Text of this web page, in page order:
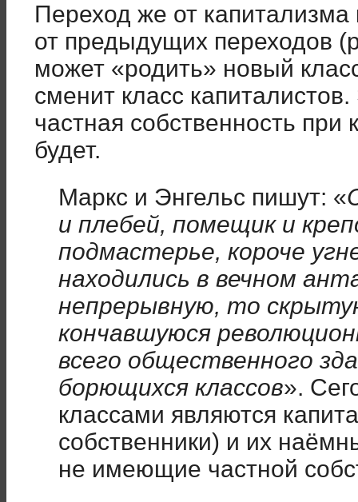
Переход же от капитализма
от предыдущих переходов
может «родить» новый
сменит класс
частная собственность
будет.
Маркс и Энгельс пишут: «
и плебей, помещик и
подмастерье, короче
находились в вечном
непрерывную, то
кончавшуюся
всего общественного
борющихся классов».
классами являются
собственники) и их
не имеющие частной